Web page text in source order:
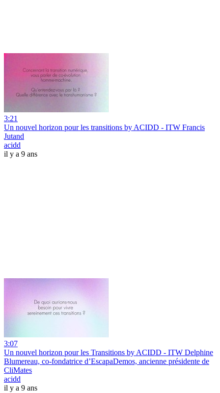
3:21
Un nouvel horizon pour les transitions by ACIDD - ITW Francis
Jutand
acidd
il y a 9 ans
3:07
Un nouvel horizon pour les Transitions by ACIDD - ITW Delphine
Blumereau, co-fondatrice d’EscapaDemos, ancienne présidente de
CliMates
acidd
il y a 9 ans